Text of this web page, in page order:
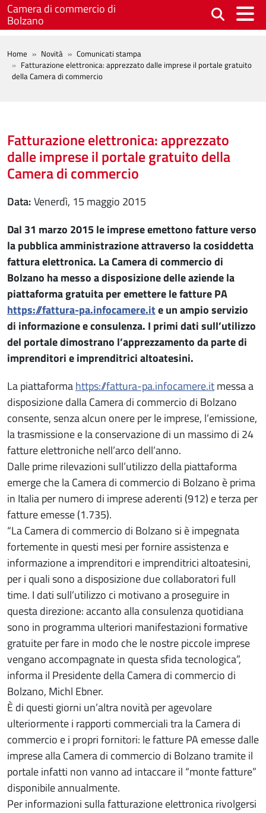
Salta al contenuto principale
Camera di commercio di
Bolzano
BREADCRUMB
Home Novità
Comunicati stampa
Fatturazione elettronica: apprezzato dalle imprese il portale gratuito
della Camera di commercio
Fatturazione elettronica: apprezzato
dalle imprese il portale gratuito della
Camera di commercio
Data
venerdì, 15 maggio 2015
Dal 31 marzo 2015 le imprese emettono fatture verso
la pubblica amministrazione attraverso la cosiddetta
fattura elettronica. La Camera di commercio di
Bolzano ha messo a disposizione delle aziende la
piattaforma gratuita per emettere le fatture PA
https://fattura-pa.infocamere.ite un ampio servizio
di informazione e consulenza. I primi dati sull’utilizzo
del portale dimostrano l’apprezzamento da parte di
imprenditori e imprenditrici altoatesini.
La piattaformahttps://fattura-pa.infocamere.itmessa a
disposizione dalla Camera di commercio di Bolzano
consente, senza alcun onere per le imprese, l’emissione,
la trasmissione e la conservazione di un massimo di 24
fatture elettroniche nell’arco dell’anno.
Dalle prime rilevazioni sull’utilizzo della piattaforma
emerge che la Camera di commercio di Bolzano è prima
in Italia per numero di imprese aderenti (912) e terza per
fatture emesse (1.735).
“La Camera di commercio di Bolzano si è impegnata
fortemente in questi mesi per fornire assistenza e
informazione a imprenditori e imprenditrici altoatesini,
per i quali sono a disposizione due collaboratori full
time. I dati sull’utilizzo ci motivano a proseguire in
questa direzione: accanto alla consulenza quotidiana
sono in programma ulteriori manifestazioni formative
gratuite per fare in modo che le nostre piccole imprese
vengano accompagnate in questa sfida tecnologica”,
informa il Presidente della Camera di commercio di
Bolzano, Michl Ebner.
È di questi giorni un’altra novità per agevolare
ulteriormente i rapporti commerciali tra la Camera di
commercio e i propri fornitori: le fatture PA emesse dalle
imprese alla Camera di commercio di Bolzano tramite il
portale infatti non vanno ad intaccare il “monte fatture”
disponibile annualmente.
Per informazioni sulla fatturazione elettronica rivolgersi